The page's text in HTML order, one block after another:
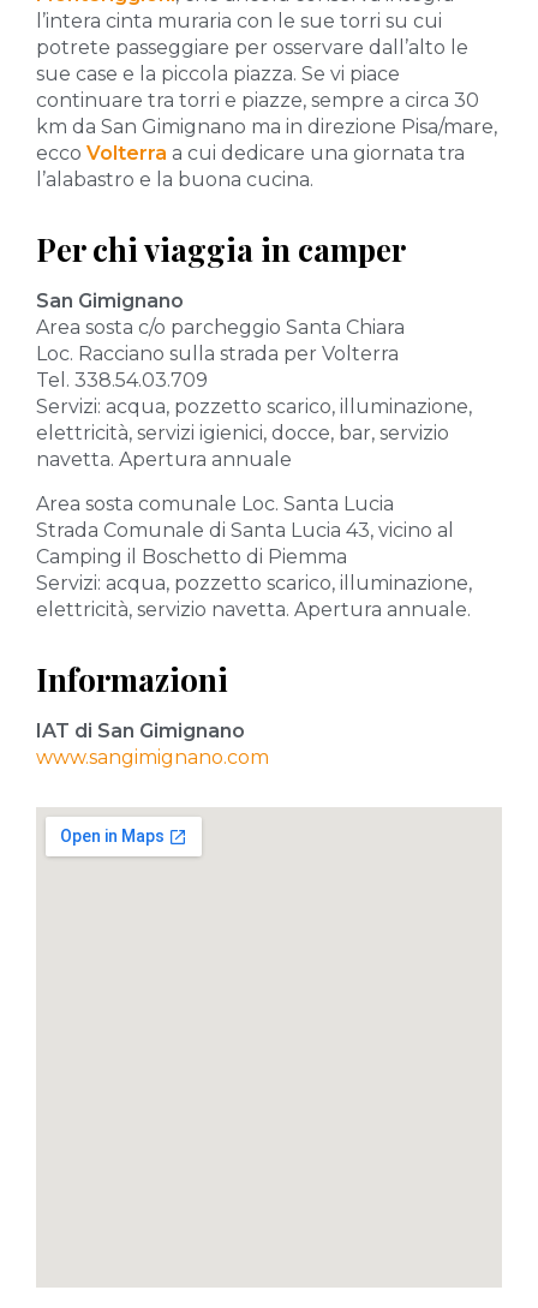
l’intera cinta muraria con le sue torri su cui
potrete passeggiare per osservare dall’alto le
sue case e la piccola piazza. Se vi piace
continuare tra torri e piazze, sempre a circa 30
km da San Gimignano ma in direzione Pisa/mare,
ecco Volterra a cui dedicare una giornata tra
l’alabastro e la buona cucina.
Per chi viaggia in camper
San Gimignano
Area sosta c/o parcheggio Santa Chiara
Loc. Racciano sulla strada per Volterra
Tel. 338.54.03.709
Servizi: acqua, pozzetto scarico, illuminazione,
elettricità, servizi igienici, docce, bar, servizio
navetta. Apertura annuale
Area sosta comunale Loc. Santa Lucia
Strada Comunale di Santa Lucia 43, vicino al
Camping il Boschetto di Piemma
Servizi: acqua, pozzetto scarico, illuminazione,
elettricità, servizio navetta. Apertura annuale.
Informazioni
IAT di San Gimignano
www.sangimignano.com